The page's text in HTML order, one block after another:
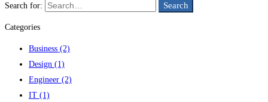
Search for: Search
Categories
Business (2)
Design (1)
Engineer (2)
IT (1)